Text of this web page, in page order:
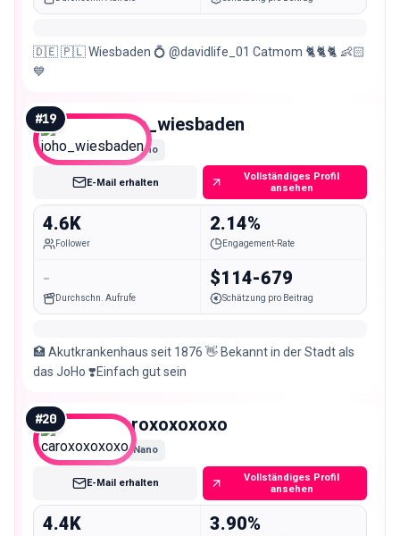
🇩🇪 🇵🇱 Wiesbaden 💍 @davidlife_01 Catmom 🐈🐈🐈 👶🏻
💙
#19 joho_wiesbaden
Nano
E-Mail erhalten
Vollständiges Profil
ansehen
4.6K
Follower
2.14%
Engagement-Rate
-
Durchschn. Aufrufe
$114-679
Schätzung pro Beitrag
🏥 Akutkrankenhaus seit 1876 👋 Bekannt in der Stadt als
das JoHo ❣️Einfach gut sein
#20 caroxoxoxoxo
Nano
E-Mail erhalten
Vollständiges Profil
ansehen
4.4K 3.90%